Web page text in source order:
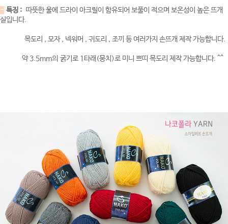
- 특징 : 따뜻한 울에 드라이 아크릴이 함유되어 보풀이 적으며 보온성이 높은 뜨개
실입니다.
목도리 , 모자 , 넥워머 , 귀도리 , 조끼 등 여러가지 손뜨개 제작 가능합니다.
약 3.5mm의 굵기로 1타래(뭉치)로 미니 쁘띠 목도리 제작 가능합니다. ^^